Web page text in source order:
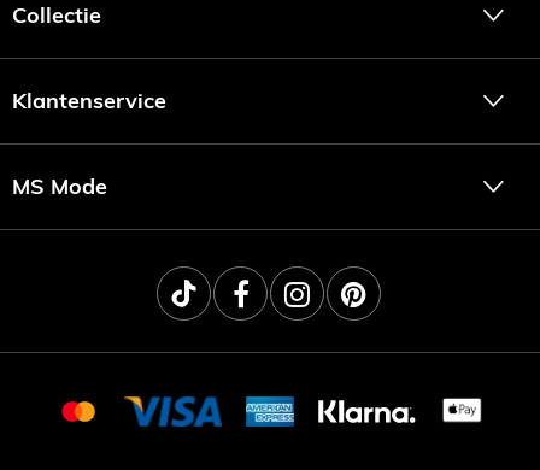
Collectie
Klantenservice
MS Mode